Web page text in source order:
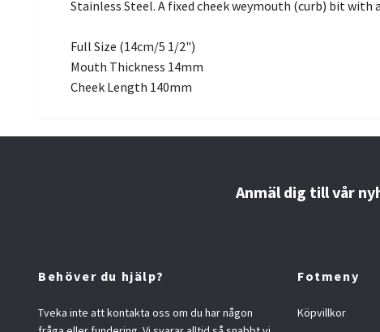
Stainless Steel. A fixed cheek weymouth (curb) bit
Full Size (14cm/5 1/2")
Mouth Thickness 14mm
Cheek Length 140mm
Anmäl dig till vår
Behöver du hjälp?
Tveka inte att kontakta oss om du har någon
Fotmeny
Köpvillkor